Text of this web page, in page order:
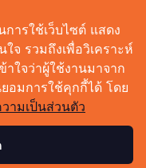
ารใช้เว็บไซต์ แสดง
จ รวมถึงเพื่อวิเคราะห์
าใจว่าผู้ใช้งานมาจาก
อมการใช้คุกกี้ได้ โดย
ามเป็นส่วนตัว